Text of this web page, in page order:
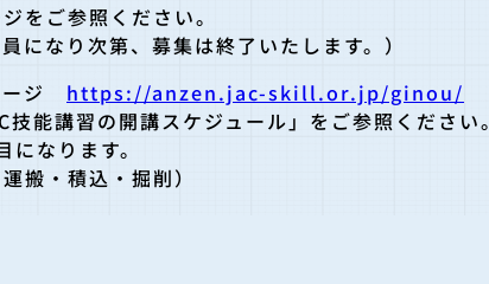
をご参照ください。
になり次第、募集は終了いたします。）
ージ https://anzen.jac-skill.or.jp/ginou/
能講習の開講スケジュール」をご参照ください。
なります。
搬・積込・掘削）